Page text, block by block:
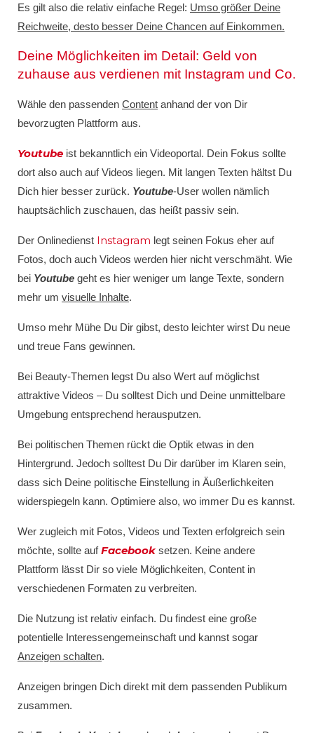
Es gilt also die relativ einfache Regel: Umso größer Deine
Reichweite, desto besser Deine Chancen auf Einkommen.
Deine Möglichkeiten im Detail: Geld von
zuhause aus verdienen mit Instagram und Co.
Wähle den passenden Content anhand der von Dir
bevorzugten Plattform aus.
Youtube ist bekanntlich ein Videoportal. Dein Fokus sollte
dort also auch auf Videos liegen. Mit langen Texten hältst Du
Dich hier besser zurück. Youtube-User wollen nämlich
hauptsächlich zuschauen, das heißt passiv sein.
Der Onlinedienst Instagram legt seinen Fokus eher auf
Fotos, doch auch Videos werden hier nicht verschmäht. Wie
bei Youtube geht es hier weniger um lange Texte, sondern
mehr um visuelle Inhalte.
Umso mehr Mühe Du Dir gibst, desto leichter wirst Du neue
und treue Fans gewinnen.
Bei Beauty-Themen legst Du also Wert auf möglichst
attraktive Videos – Du solltest Dich und Deine unmittelbare
Umgebung entsprechend herausputzen.
Bei politischen Themen rückt die Optik etwas in den
Hintergrund. Jedoch solltest Du Dir darüber im Klaren sein,
dass sich Deine politische Einstellung in Äußerlichkeiten
widerspiegeln kann. Optimiere also, wo immer Du es kannst.
Wer zugleich mit Fotos, Videos und Texten erfolgreich sein
möchte, sollte aufFacebooksetzen. Keine andere
Plattform lässt Dir so viele Möglichkeiten, Content in
verschiedenen Formaten zu verbreiten.
Die Nutzung ist relativ einfach. Du findest eine große
potentielle Interessengemeinschaft und kannst sogar
Anzeigen schalten.
Anzeigen bringen Dich direkt mit dem passenden Publikum
zusammen.